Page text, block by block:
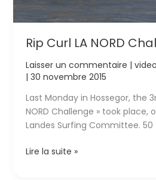
Rip Curl LA NORD
Laisser un commentaire |
| 30 novembre 2015
Last Monday in Hossegor, the
NORD Challenge » took place,
Landes Surfing Committee. 50
Rip
Lire la suite »